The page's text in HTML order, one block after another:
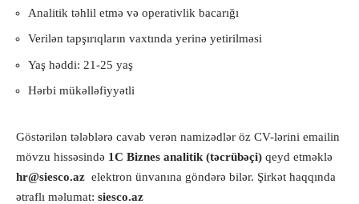
Analitik təhlil etmə və operativlik bacarığı
Verilən tapşırıqların vaxtında yerinə yetirilməsi
Yaş həddi: 21-25 yaş
Hərbi mükəlləfiyyətli
Göstərilən tələblərə cavab verən namizədlər öz CV-lərini emailin
mövzu hissəsində 1C Biznes analitik (təcrübəçi) qeyd etməklə
hr@siesco.az elektron ünvanına göndərə bilər. Şirkət haqqında
ətraflı məlumat: siesco.az